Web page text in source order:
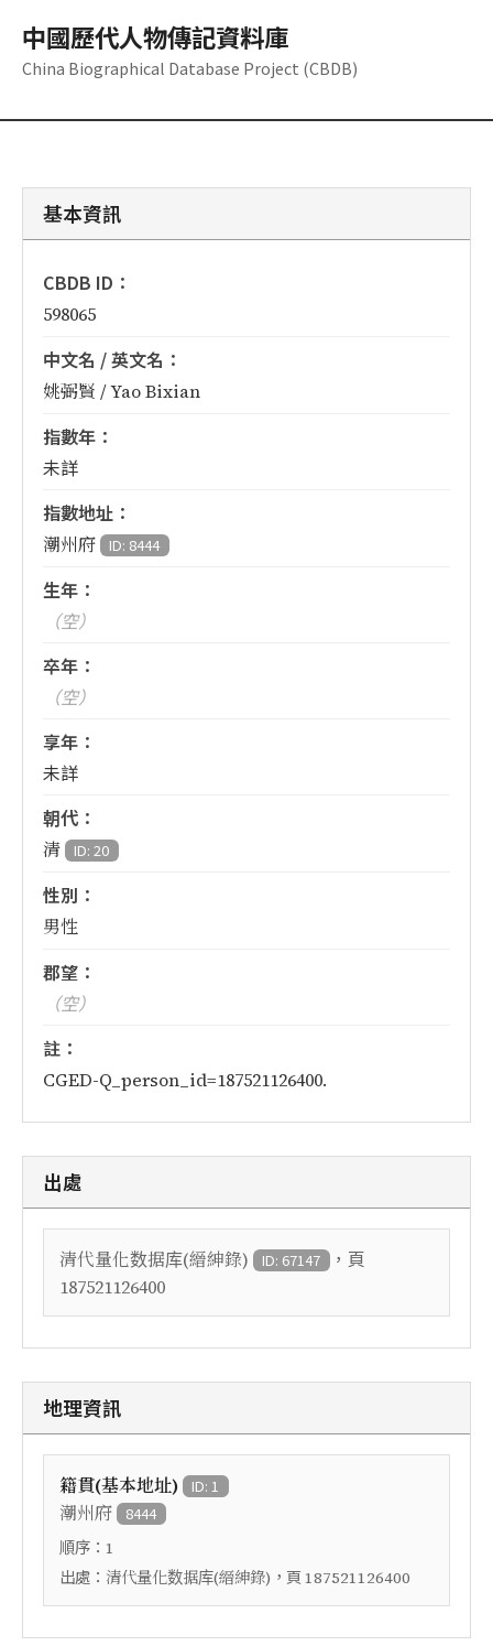
中國歷代人物傳記資料庫
China Biographical Database Project (CBDB)
基本資訊
CBDB ID：
598065
中文名 / 英文名：
姚弼賢 / Yao Bixian
指數年：
未詳
指數地址：
潮州府 ID: 8444
生年：
（空）
卒年：
（空）
享年：
未詳
朝代：
清 ID: 20
性別：
男性
郡望：
（空）
註：
CGED-Q_person_id=187521126400.
出處
清代量化数据库(縉紳錄) ID: 67147 ，頁
187521126400
地理資訊
籍貫(基本地址) ID: 1
潮州府 8444
順序： 1
出處： 清代量化数据库(縉紳錄) ，頁 187521126400